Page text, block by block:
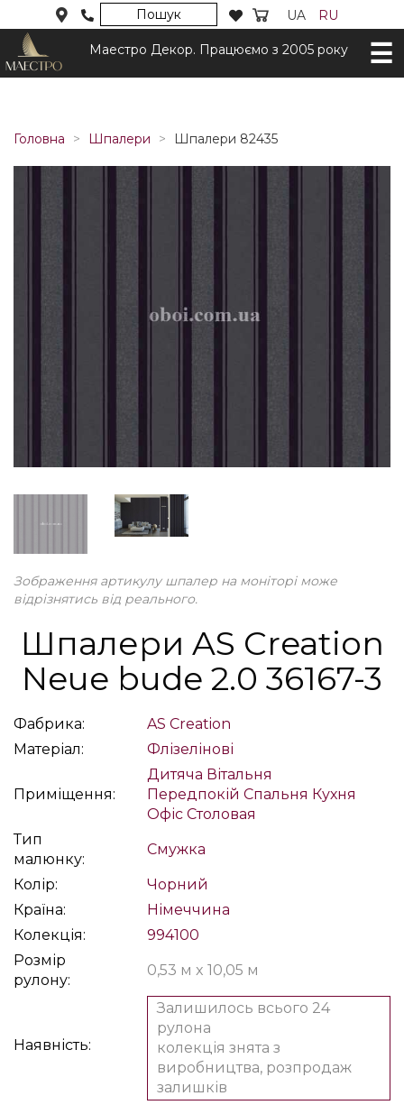
Пошук UA RU
Маестро Декор. Працюємо з 2005 року
Головна Шпалери Шпалери 82435
Зображення артикулу шпалер на моніторі може
відрізнятись від реального.
Шпалери AS Creation
Neue bude 2.0 36167-3
Фабрика:
AS Creation
Матеріал:
Флізелінові
Приміщення:
Дитяча Вітальня
Передпокій Спальня Кухня
Офіс Столовая
Тип
малюнку:
Смужка
Колір:
Чорний
Країна:
Німеччина
Колекція:
994100
Розмір
рулону:
0,53 м x 10,05 м
Наявність:
Залишилось всього 24
рулона
колекція знята з
виробництва, розпродаж
залишків